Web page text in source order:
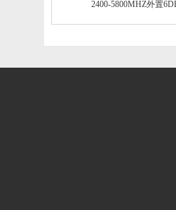
2400-5800MHZ外置